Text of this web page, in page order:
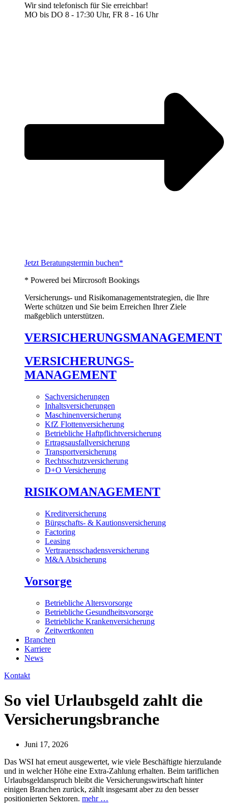
Wir sind telefonisch für Sie erreichbar!
MO bis DO 8 - 17:30 Uhr, FR 8 - 16 Uhr
Jetzt Beratungstermin buchen*
* Powered bei Mircrosoft Bookings
Versicherungs- und Risikomanagementstrategien, die Ihre
Werte schützen und Sie beim Erreichen Ihrer Ziele
maßgeblich unterstützen.
VERSICHERUNGSMANAGEMENT
VERSICHERUNGS-
MANAGEMENT
Sachversicherungen
Inhaltsversicherungen
Maschinenversicherung
KfZ Flottenversicherung
Betriebliche Haftpflichtversicherung
Ertragsausfallversicherung
Transportversicherung
Rechtsschutzversicherung
D+O Versicherung
RISIKOMANAGEMENT
Kreditversicherung
Bürgschafts- & Kautionsversicherung
Factoring
Leasing
Vertrauensschadensversicherung
M&A Absicherung
Vorsorge
Betriebliche Altersvorsorge
Betriebliche Gesundheitsvorsorge
Betriebliche Krankenversicherung
Zeitwertkonten
Branchen
Karriere
News
Kontakt
So viel Urlaubsgeld zahlt die
Versicherungsbranche
Juni 17, 2026
Das WSI hat erneut ausgewertet, wie viele Beschäftigte hierzulande
und in welcher Höhe eine Extra-Zahlung erhalten. Beim tariflichen
Urlaubsgeldanspruch bleibt die Versicherungswirtschaft hinter
einigen Branchen zurück, zählt insgesamt aber zu den besser
positionierten Sektoren. mehr …